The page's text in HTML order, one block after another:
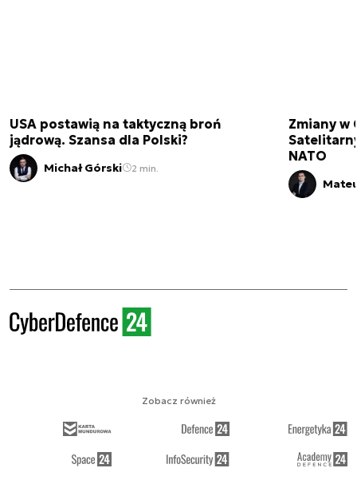
USA postawią na taktyczną broń
jądrową. Szansa dla Polski?
Michał Górski 2 min.
Zmiany w
NATO
Zobacz również